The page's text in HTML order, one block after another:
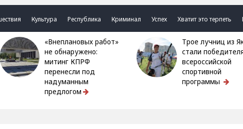
Культура Республика Криминал Успех Хватит это терпеть
«Внеплановых работ»
не обнаружено:
митинг КПРФ
перенесли под
надуманным
предлогом
Трое лучниц из Якутии
стали
всероссийской
спортивной
программы